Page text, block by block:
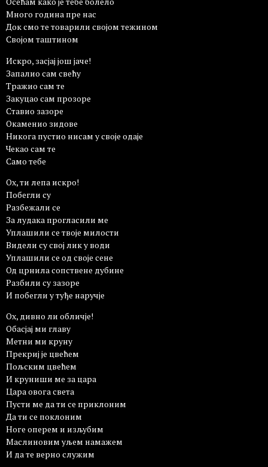
Много година пре нас
Док смо те товарили својом тежином
Својом таштином
Искро, засјај још јаче!
Запалио сам свећу
Тражио сам те
Закуцао сам прозоре
Ставио зазоре
Окаменио зидове
Никога пустио нисам у своје одаје
Чекао сам те
Само тебе
Ох, ти лепа искро!
Побегли су
Разбежали се
За лудака прогласили ме
Уплашили се твоје милости
Видели су свој лик у води
Уплашили се од своје сене
Од црнила сопствене дубине
Разбили су зазоре
И побегли у туђе наручје
Ох, дивно ли обличје!
Обасјај ми главу
Метни ми круну
Прекриј је цвећем
Пољским цвећем
И круниши ме за цара
Цара овога света
Пусти ме да ти се приклоним
Да ти се поклоним
Ноге оперем и изљубим
Маслиновим уљем намажем
И да те верно служим